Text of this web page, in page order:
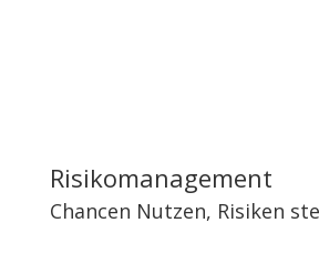
Risikomanagement
Chancen Nutzen, Risiken